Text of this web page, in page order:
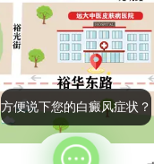
方便说下您的白癜风症状？